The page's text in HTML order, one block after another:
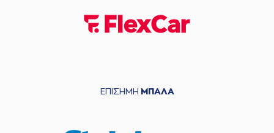
ΕΠΙΣΗΜΗ ΜΠΑΛΑ